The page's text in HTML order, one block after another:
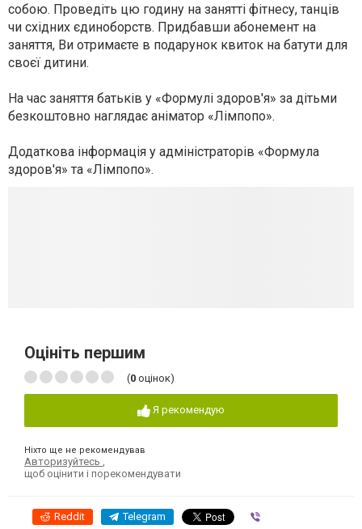
собою. Проведіть цю годину на занятті фітнесу, танців
чи східних єдиноборств. Придбавши абонемент на
заняття, Ви отримаєте в подарунок квиток на батути для
своєї дитини.
На час заняття батьків у «Формулі здоров'я» за дітьми
безкоштовно наглядає аніматор «Лімпопо».
Додаткова інформація у адміністраторів «Формула
здоров'я» та «Лімпопо».
Оцініть першим
(0 оцінок)
Я рекомендую
Ніхто ще не рекомендував
Авторизуйтесь
щоб оцінити і порекомендувати
Reddit Telegram